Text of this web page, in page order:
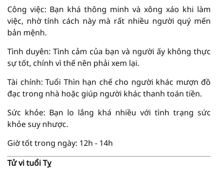
Công việc: Bạn khá thông minh và xông xáo khi làm
việc, nhờ tính cách này mà rất nhiều người quý mến
bản mệnh.
Tình duyên: Tình cảm của bạn và người ấy không thực
sự tốt, chính vì thế nên phải xem lại.
Tài chính: Tuổi Thìn hạn chế cho người khác mượn đồ
đạc trong nhà hoặc giúp người khác thanh toán tiền.
Sức khỏe: Bạn lo lắng khá nhiều với tình trạng sức
khỏe suy nhược.
Giờ tốt trong ngày: 12h - 14h
Tử vi tuổi Tỵ